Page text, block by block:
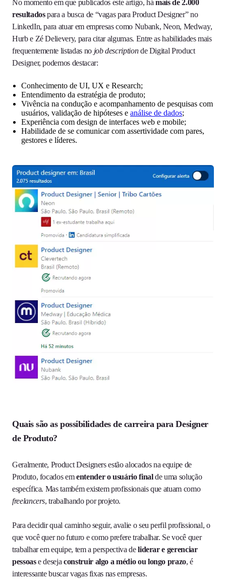
No momento em que publicados este artigo, hámais de 2.000
resultadospara a busca de “vagas para Product Designer” no
LinkedIn, para atuar em empresas como Nubank, Neon, Medway,
Hurb e Zé Delievery, para citar algumas. Entre as habilidades mais
frequentemente listadas no job descriptionde Digital Product
Designer, podemos destacar:
Conhecimento de UI, UX e Research;
Entendimento da estratégia de produto;
Vivência na condução e acompanhamento de pesquisas com
usuários, validação de hipóteses e análise de dados;
Experiência com design de interfaces web e mobile;
Habilidade de se comunicar com assertividade com pares,
gestores e líderes.
Quais são as possibilidades de carreira para Designer
de Produto?
Geralmente, Product Designers estão alocados na equipe de
Produto, focados ementender o usuário finalde uma solução
específica. Mas também existem profissionais que atuam como
freelancers, trabalhando por projeto.
Para decidir qual caminho seguir, avalie o seu perfil profissional, o
que você quer no futuro e como prefere trabalhar. Se você quer
trabalhar em equipe, tem a perspectiva deliderar e gerenciar
pessoase desejaconstruir algo a médio ou longo prazo, é
interessante buscar vagas fixas nas empresas.